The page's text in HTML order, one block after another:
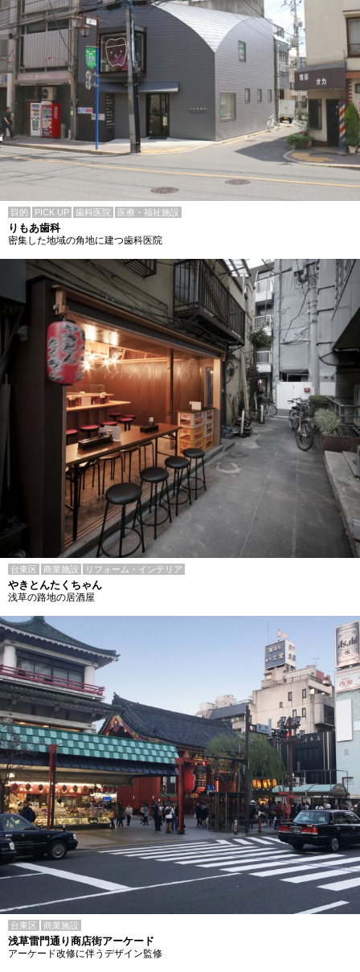
目的 PICK UP 歯科医院 医療・福祉施設
りもあ歯科
密集した地域の角地に建つ歯科医院
台東区 商業施設 リフォーム・インテリア
やきとんたくちゃん
浅草の路地の居酒屋
台東区 商業施設
浅草雷門通り商店街アーケード
アーケード改修に伴うデザイン監修